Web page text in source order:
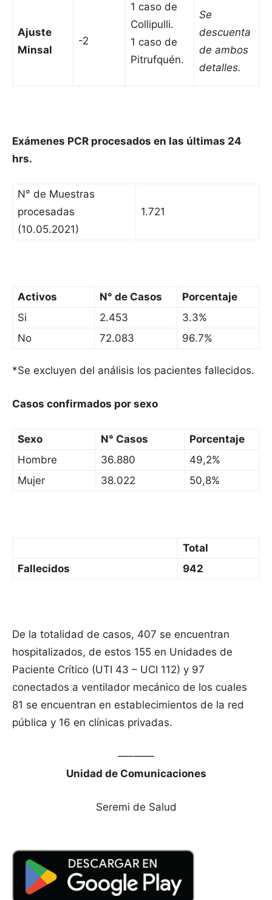
Ajuste
Minsal
-2
1 caso de
Collipulli.
1 caso de
Pitrufquén.
Se
descuenta
de ambos
detalles.
Exámenes PCR procesados en las últimas 24
hrs.
N° de Muestras
procesadas
(10.05.2021)
1.721
Activos N° de Casos
Porcentaje
Si
2.453
3.3%
No
72.083 96.7%
*Se excluyen del análisis los pacientes fallecidos.
Casos confirmados por sexo
Sexo N° Casos
Porcentaje
Hombre
36.880
49,2%
Mujer
38.022 50,8%
Total
Fallecidos
942
De la totalidad de casos, 407 se encuentran
hospitalizados, de estos 155 en Unidades de
Paciente Crítico (UTI 43 – UCI 112) y 97
conectados a ventilador mecánico de los cuales
81 se encuentran en establecimientos de la red
pública y 16 en clínicas privadas.
—–——
Unidad de Comunicaciones
Seremi de Salud